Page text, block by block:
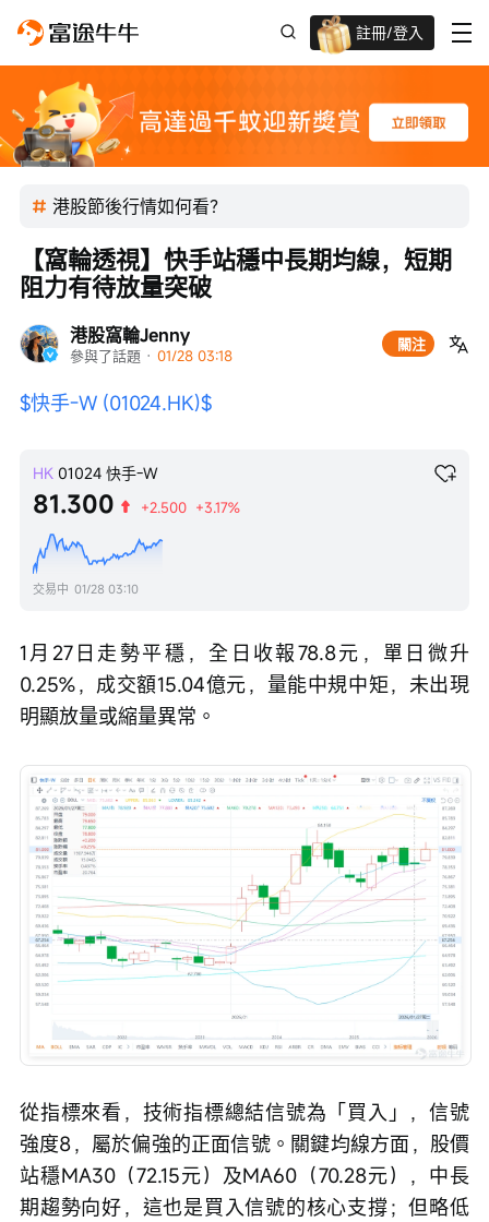
註冊/登入
迎新驚喜賞 股票/BTC等任你揀!
港股節後行情如何看？
港股窩輪Jenny
參與了話題 · 01/28 03:18
關注
【窩輪透視】快手站穩中長期均線，短期
阻力有待放量突破
$快手-W (01024.HK)$
HK 01024 快手-W
81.300 +2.500 +3.17%
交易中 01/28 03:10
1月27日走勢平穩，全日收報78.8元，單日微升
0.25%，成交額15.04億元，量能中規中矩，未出現
明顯放量或縮量異常。
從指標來看，技術指標總結信號為「買入」，信號
強度8，屬於偏強的正面信號。關鍵均線方面，股價
站穩MA30（72.15元）及MA60（70.28元），中長
期趨勢向好，這也是買入信號的核心支撐；但略低